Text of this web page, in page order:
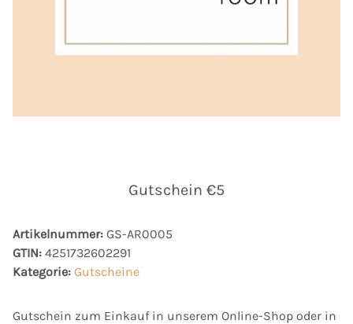
Gutschein €5
Artikelnummer: GS-AR0005
GTIN: 4251732602291
Kategorie: Gutscheine
Gutschein zum Einkauf in unserem Online-Shop oder in